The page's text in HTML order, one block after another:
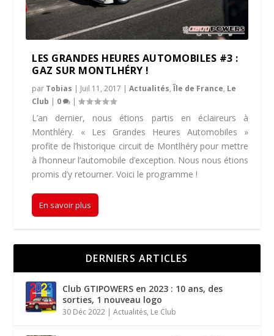
LES GRANDES HEURES AUTOMOBILES #3 :
GAZ SUR MONTLHÉRY !
par Tobias | Juil 11, 2017 |Actualités,Île de France, Le
Club | 0 |
L’an dernier, nous étions partis en éclaireurs à
Monthléry. « Les Grandes Heures Automobiles »
profite de l’historique circuit de Montlhéry pour mettre
à l’honneur l’automobile d’exception. Nous nous étions
promis d’y retourner. Voici le programme !
En savoir plus
DERNIERS ARTICLES
Club GTIPOWERS en 2023 : 10 ans, des
sorties, 1 nouveau logo
30 Déc 2022 |Actualités, Le Club